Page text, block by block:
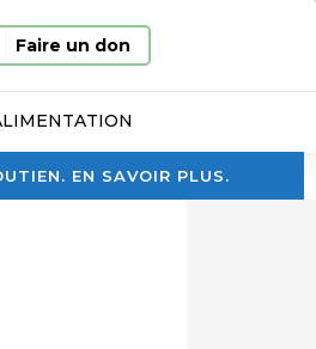
EN SAVOIR PLUS.
Faire un don